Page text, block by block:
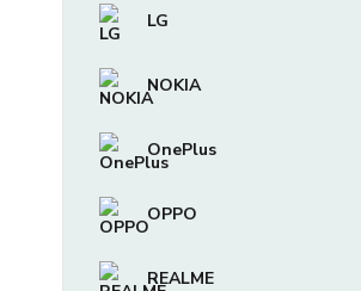
LG
NOKIA
OnePlus
OPPO
REALME